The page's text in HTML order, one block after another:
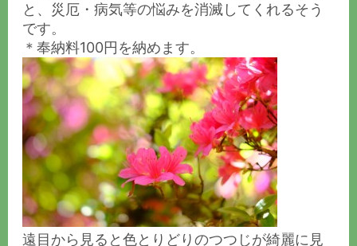
と、災厄・病気等の悩みを消滅してくれるそう
です。
＊奉納料100円を納めます。
遠目から見ると色とりどりのつつじが綺麗に見